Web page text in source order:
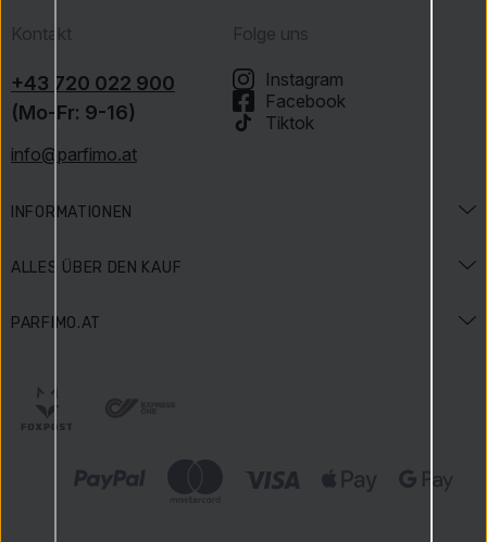
Kontakt
+43 720 022 900
(Mo-Fr: 9-16)
info@parfimo.at
INFORMATIONEN
Anlässe & Aktionen
Bewertungen
ALLES ÜBER DEN KAUF
Widerrufsbelehrung
Reklamationen
Datenschutz
PARFIMO.AT
Über uns
Unsere Vorteile
Folge uns
Instagram
Facebook
Tiktok